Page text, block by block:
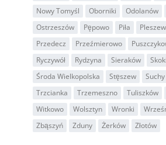
Nowy Tomyśl
Oborniki Odolanów
Ostrzeszów
Pępowo Piła Pleszew
Przedecz
Przeźmierowo
Ryczywół
Rydzyna Sieraków Skoki
Środa Wielkopolska
Stęszew
Trzcianka
Trzemeszno Tuliszków
Witkowo
Wolsztyn Wronki
Zbąszyń
Zduny Żerków Złotów